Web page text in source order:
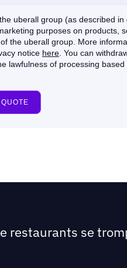
restaurants se